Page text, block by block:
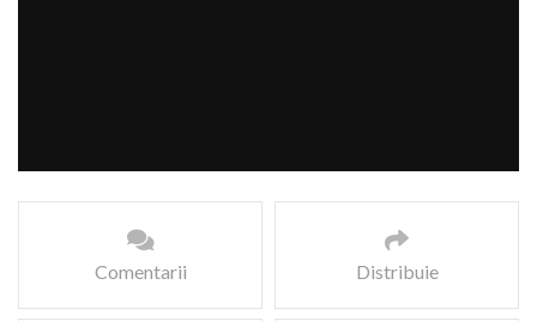
Comentarii Distribuie